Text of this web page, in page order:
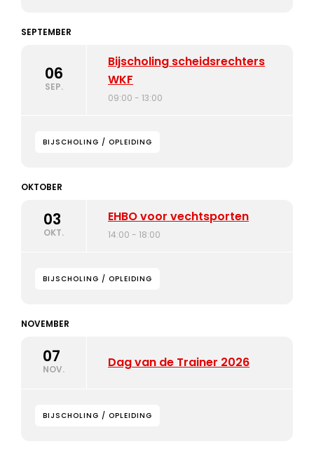
SEPTEMBER
06
SEP.
Bijscholing scheidsrechters
WKF
09:00 - 13:00
BIJSCHOLING / OPLEIDING
OKTOBER
03
OKT.
EHBO voor vechtsporten
14:00 - 18:00
BIJSCHOLING / OPLEIDING
NOVEMBER
07
NOV. Dag van de Trainer 2026
BIJSCHOLING / OPLEIDING